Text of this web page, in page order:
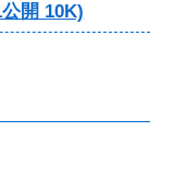
開 10K)